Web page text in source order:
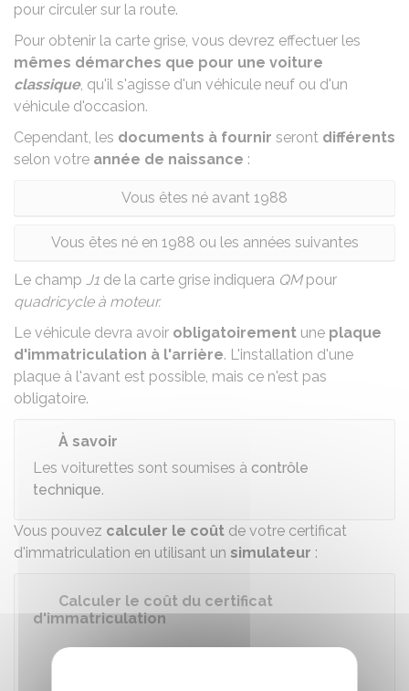
pour circuler sur la route.
Pour obtenir la carte grise, vous devrez effectuer les
mêmes démarches que pour une voiture
classique, qu'il s'agisse d'un véhicule neuf ou d'un
véhicule d'occasion.
Cependant, les documents à fournir seront différents
selon votre année de naissance :
Vous êtes né avant 1988
Vous êtes né en 1988 ou les années suivantes
Le champ J1 de la carte grise indiquera QMpour
quadricycle à moteur.
Le véhicule devra avoir obligatoirement une plaque
d'immatriculation à l'arrière. L'installation d'une
plaque à l'avant est possible, mais ce n'est pas
obligatoire.
À savoir
Les voiturettes sont soumises à contrôle
technique.
Vous pouvez calculer le coût de votre certificat
d'immatriculation en utilisant un simulateur :
Calculer le coût du certificat
d'immatriculation